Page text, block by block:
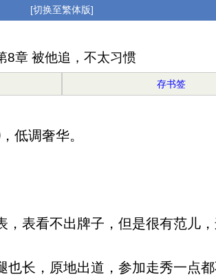
[切换至繁体版]
8章 被他追，不太习惯
存书签
低调奢华。
表看不出牌子，但是很有范儿，
长，原地出道，参加走秀一点都